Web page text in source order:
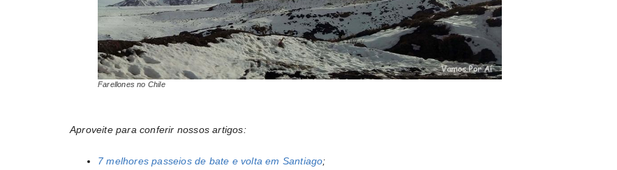
Farellones no Chile
Aproveite para conferir nossos artigos:
7 melhores passeios de bate e volta em Santiago;